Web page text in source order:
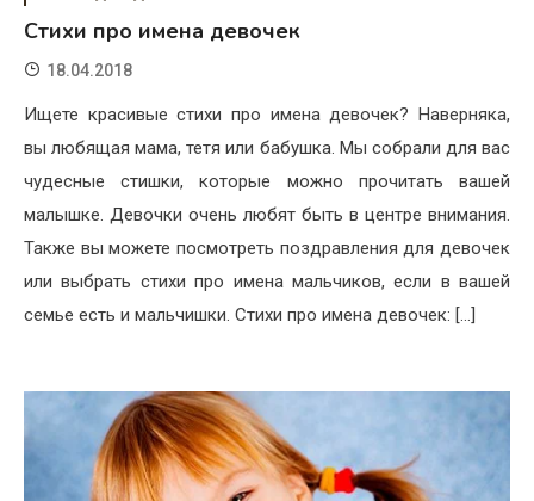
Стихи про имена девочек
18.04.2018
Ищете красивые стихи про имена девочек? Наверняка,
вы любящая мама, тетя или бабушка. Мы собрали для вас
чудесные стишки, которые можно прочитать вашей
малышке. Девочки очень любят быть в центре внимания.
Также вы можете посмотреть поздравления для девочек
или выбрать стихи про имена мальчиков, если в вашей
семье есть и мальчишки. Стихи про имена девочек: […]